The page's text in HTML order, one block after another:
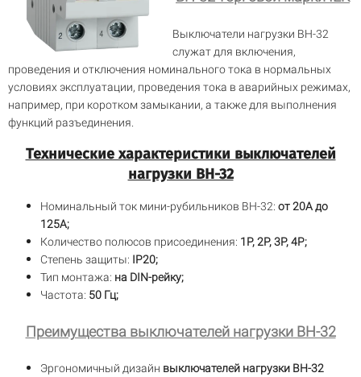
Выключатели нагрузки ВН-32
служат для включения,
проведения и отключения номинального тока в нормальных
условиях эксплуатации, проведения тока в аварийных режимах,
например, при коротком замыкании, а также для выполнения
функций разъединения.
Технические характеристики выключателей
нагрузки ВН-32
Номинальный ток мини-рубильников ВН-32: от 20А до
125А;
Количество полюсов присоединения: 1Р, 2Р, 3Р, 4Р;
Степень защиты: IP20;
Тип монтажа: на DIN-рейку;
Частота: 50 Гц;
Преимущества выключателей нагрузки ВН-32
Эргономичный дизайн выключателей нагрузки ВН-32